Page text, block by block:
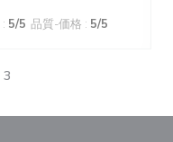
: 5/5 品質-価格 : 5/5
3